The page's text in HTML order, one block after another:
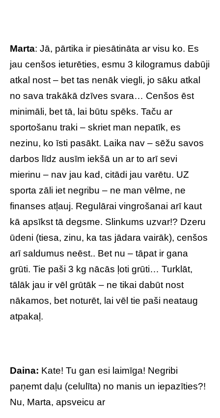
Marta: Jā, pārtika ir piesātināta ar visu ko. Es
jau cenšos ieturēties, esmu 3 kilogramus dabūji
atkal nost – bet tas nenāk viegli, jo sāku atkal
no sava trakākā dzīves svara… Cenšos ēst
minimāli, bet tā, lai būtu spēks. Taču ar
sportošanu traki – skriet man nepatīk, es
nezinu, ko īsti pasākt. Laika nav – sēžu savos
darbos līdz ausīm iekšā un ar to arī sevi
mierinu – nav jau kad, citādi jau varētu. UZ
sporta zāli iet negribu – ne man vēlme, ne
finanses atļauj. Regulārai vingrošanai arī kaut
kā apsīkst tā degsme. Slinkums uzvar!? Dzeru
ūdeni (tiesa, zinu, ka tas jādara vairāk), cenšos
arī saldumus neēst.. Bet nu – tāpat ir gana
grūti. Tie paši 3 kg nācās ļoti grūti… Turklāt,
tālāk jau ir vēl grūtāk – ne tikai dabūt nost
nākamos, bet noturēt, lai vēl tie paši neataug
atpakaļ.
Daina: Kate! Tu gan esi laimīga! Negribi
paņemt daļu (celulīta) no manis un iepazīties?!
Nu, Marta, apsveicu ar